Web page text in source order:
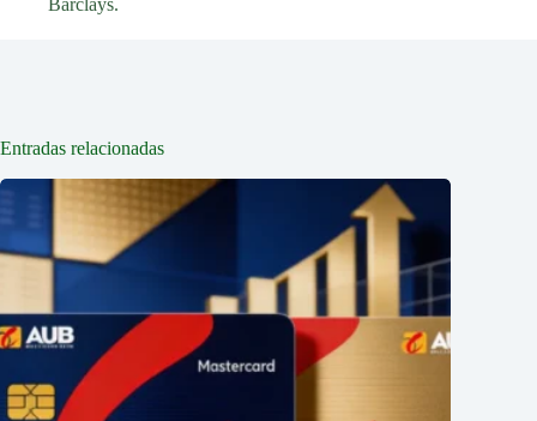
Barclays.
Entradas relacionadas